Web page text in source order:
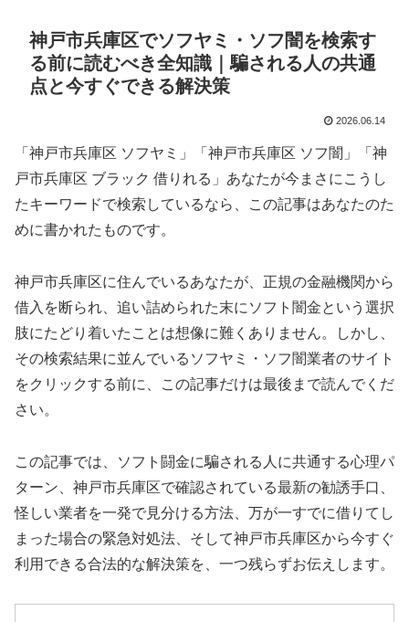
神戸市兵庫区でソフヤミ・ソフ闇を検索す
る前に読むべき全知識｜騙される人の共通
点と今すぐできる解決策
2026.06.14
「神戸市兵庫区 ソフヤミ」「神戸市兵庫区 ソフ闇」「神
戸市兵庫区 ブラック 借りれる」あなたが今まさにこうし
たキーワードで検索しているなら、この記事はあなたのた
めに書かれたものです。
神戸市兵庫区に住んでいるあなたが、正規の金融機関から
借入を断られ、追い詰められた末にソフト闇金という選択
肢にたどり着いたことは想像に難くありません。しかし、
その検索結果に並んでいるソフヤミ・ソフ闇業者のサイト
をクリックする前に、この記事だけは最後まで読んでくだ
さい。
この記事では、ソフト闘金に騙される人に共通する心理パ
ターン、神戸市兵庫区で確認されている最新の勧誘手口、
怪しい業者を一発で見分ける方法、万が一すでに借りてし
まった場合の緊急対処法、そして神戸市兵庫区から今すぐ
利用できる合法的な解決策を、一つ残らずお伝えします。